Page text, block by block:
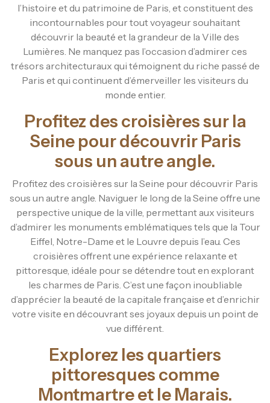
l’histoire et du patrimoine de Paris, et constituent des
incontournables pour tout voyageur souhaitant
découvrir la beauté et la grandeur de la Ville des
Lumières. Ne manquez pas l’occasion d’admirer ces
trésors architecturaux qui témoignent du riche passé de
Paris et qui continuent d’émerveiller les visiteurs du
monde entier.
Profitez des croisières sur la
Seine pour découvrir Paris
sous un autre angle.
Profitez des croisières sur la Seine pour découvrir Paris
sous un autre angle. Naviguer le long de la Seine offre une
perspective unique de la ville, permettant aux visiteurs
d’admirer les monuments emblématiques tels que la Tour
Eiffel, Notre-Dame et le Louvre depuis l’eau. Ces
croisières offrent une expérience relaxante et
pittoresque, idéale pour se détendre tout en explorant
les charmes de Paris. C’est une façon inoubliable
d’apprécier la beauté de la capitale française et d’enrichir
votre visite en découvrant ses joyaux depuis un point de
vue différent.
Explorez les quartiers
pittoresques comme
Montmartre et le Marais.